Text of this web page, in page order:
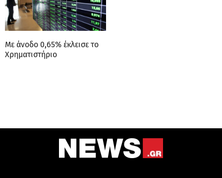
Με άνοδο 0,65% έκλεισε το
Χρηματιστήριο